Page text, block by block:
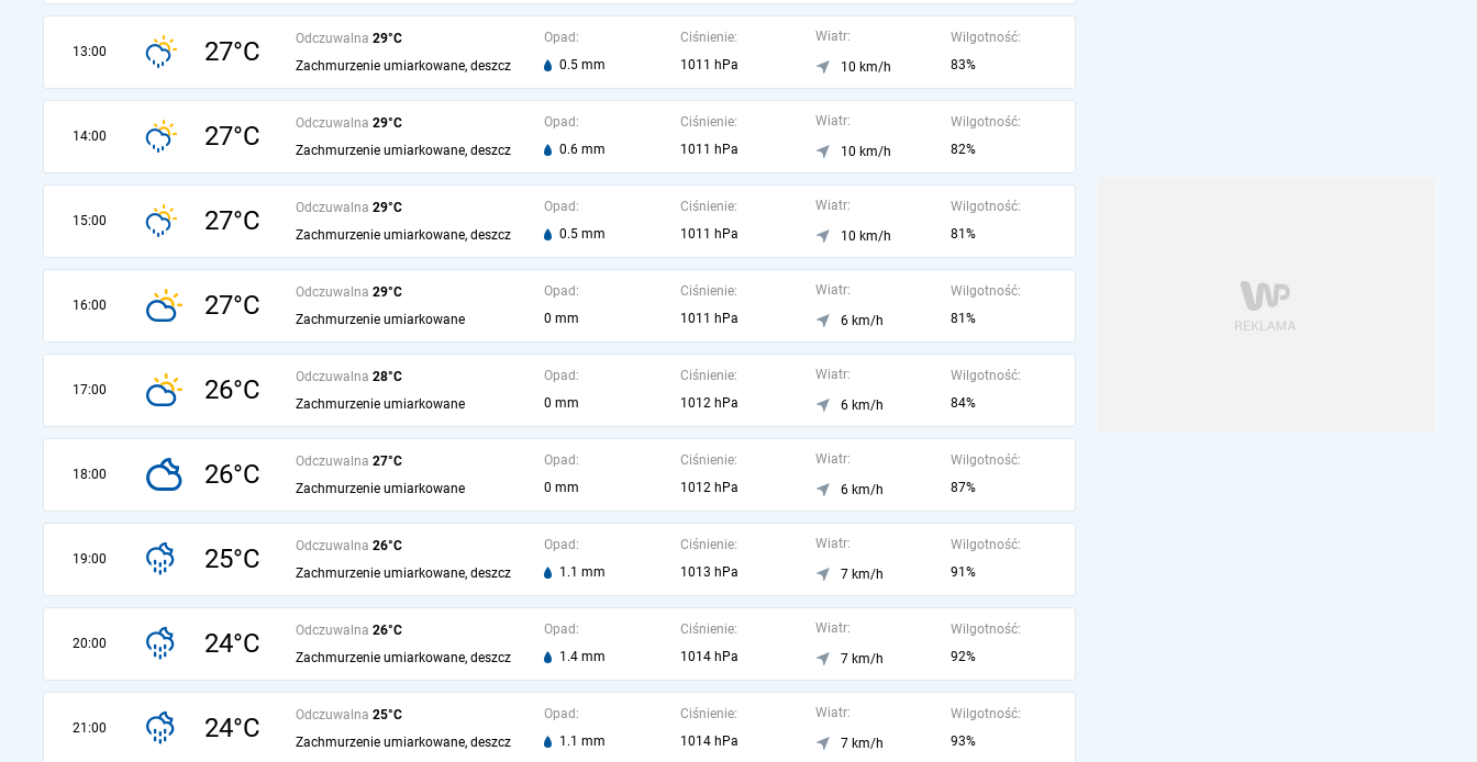
13:00 27°C Odczuwalna 29°C
Zachmurzenie umiarkowane, deszcz
Opad:
0.5 mm
Ciśnienie:
1011 hPa
Wiatr:
10 km/h
Wilgotność:
83%
14:00 27°C Odczuwalna 29°C
Zachmurzenie umiarkowane, deszcz
Opad:
0.6 mm
Ciśnienie:
1011 hPa
Wiatr:
10 km/h
Wilgotność:
82%
15:00 27°C Odczuwalna 29°C
Zachmurzenie umiarkowane, deszcz
Opad:
0.5 mm
Ciśnienie:
1011 hPa
Wiatr:
10 km/h
Wilgotność:
81%
16:00 27°C Odczuwalna 29°C
Zachmurzenie umiarkowane
Opad:
0 mm
Ciśnienie:
1011 hPa
Wiatr:
6 km/h
Wilgotność:
81%
17:00 26°C Odczuwalna 28°C
Zachmurzenie umiarkowane
Opad:
0 mm
Ciśnienie:
1012 hPa
Wiatr:
6 km/h
Wilgotność:
84%
18:00 26°C Odczuwalna 27°C
Zachmurzenie umiarkowane
Opad:
0 mm
Ciśnienie:
1012 hPa
Wiatr:
6 km/h
Wilgotność:
87%
19:00 25°C Odczuwalna 26°C
Zachmurzenie umiarkowane, deszcz
Opad:
1.1 mm
Ciśnienie:
1013 hPa
Wiatr:
7 km/h
Wilgotność:
91%
20:00 24°C Odczuwalna 26°C
Zachmurzenie umiarkowane, deszcz
Opad:
1.4 mm
Ciśnienie:
1014 hPa
Wiatr:
7 km/h
Wilgotność:
92%
21:00 24°C Odczuwalna 25°C
Zachmurzenie umiarkowane, deszcz
Opad:
1.1 mm
Ciśnienie:
1014 hPa
Wiatr:
7 km/h
Wilgotność:
93%